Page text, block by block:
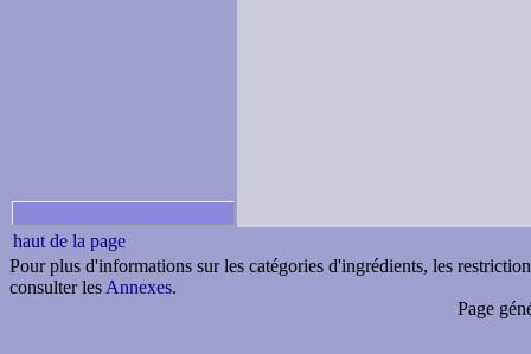
haut de la page
Pour plus d'informations sur les catégories d'ingrédients, les
consulter les Annexes.
Page